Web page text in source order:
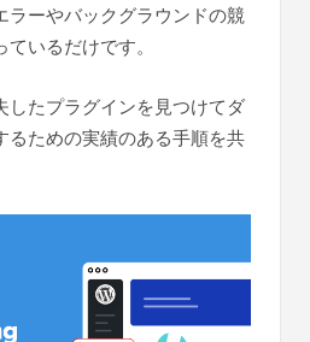
ラーやバックグラウンドの競
いるだけです。
したプラグインを見つけてダ
るための実績のある手順を共